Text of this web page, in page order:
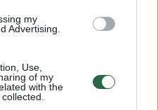
my
Advertising.
Use,
of my
with the
Vakarinis aplinkkelis: